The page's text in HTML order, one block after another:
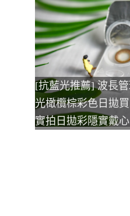
[抗藍光推薦] 波長
光橄欖棕彩色日拋
實拍日拋彩隱實戴心